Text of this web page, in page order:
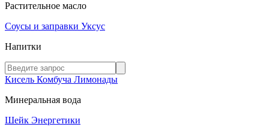
Растительное масло
Соусы и заправки Уксус
Напитки
Кисель Комбуча Лимонады
Минеральная вода
Шейк Энергетики